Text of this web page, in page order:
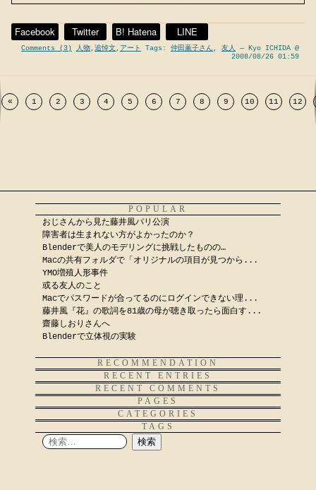
Facebook Twitter B! Hatena LINE
Comments (3) 人物,追悼文, アート Tags: 仲田薫子さん , 友人
— Kyo ICHIDA @
2008/08/26 01:59
« 1 2 3 4 5 6 7 8 9 10 11 12
POPULAR
おじさんから見た藤井風パリ公演
障害者は生まれない方がよかったのか？
Blenderで美人のモデリングに挑戦したものの…
Macの共有フォルダで「オリジナルの項目が見つから...
YMO増殖人形事件
或る友人のこと
Macでパスワードが合ってるのにログインできない理...
藤井風『花』の歌詞を81歳の母が聴き取ったら面白す...
齋藤しおりさんへ
Blenderで立体視の実験
RECOMMENDATION
RECENT ENTRIES
RECENT COMMENTS
PAGES
CATEGORIES
TAGS